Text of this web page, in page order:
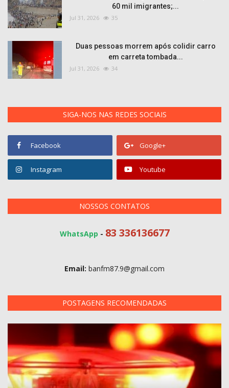
60 mil imigrantes;...
Jul 31, 2026 35
Duas pessoas morrem após colidir carro
em carreta tombada...
Jul 31, 2026 34
SIGA-NOS NAS REDES SOCIAIS
Facebook Google+
Instagram Youtube
NOSSOS CONTATOS
WhatsApp - 83 336136677
Email: banfm87.9@gmail.com
POSTAGENS RECOMENDADAS